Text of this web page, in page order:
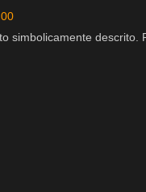
simbolicamente descrito.